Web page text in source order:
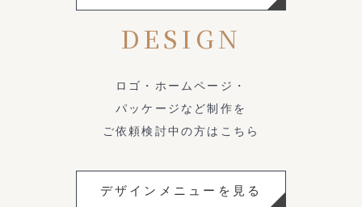
DESIGN
ロゴ・ホームページ・
パッケージなど制作を
ご依頼検討中の方はこちら
デザインメニューを見る